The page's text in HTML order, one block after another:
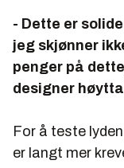
- Dette er
jeg skjønner
penger på
designer
For å teste
er langt mer